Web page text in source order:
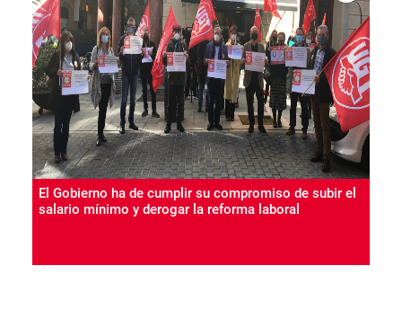
El Gobierno ha de cumplir su compromiso de subir el
salario mínimo y derogar la reforma laboral